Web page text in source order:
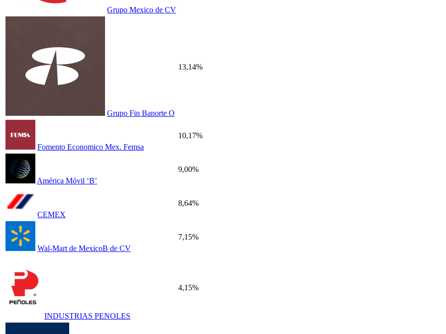
Grupo Mexico de CV
Grupo Fin Banorte O
13,14%
Fomento Economico Mex. Femsa
10,17%
América Móvil ‘B’
9,00%
CEMEX
8,64%
Wal-Mart de MexicoB de CV
7,15%
INDUSTRIAS PENOLES
4,15%